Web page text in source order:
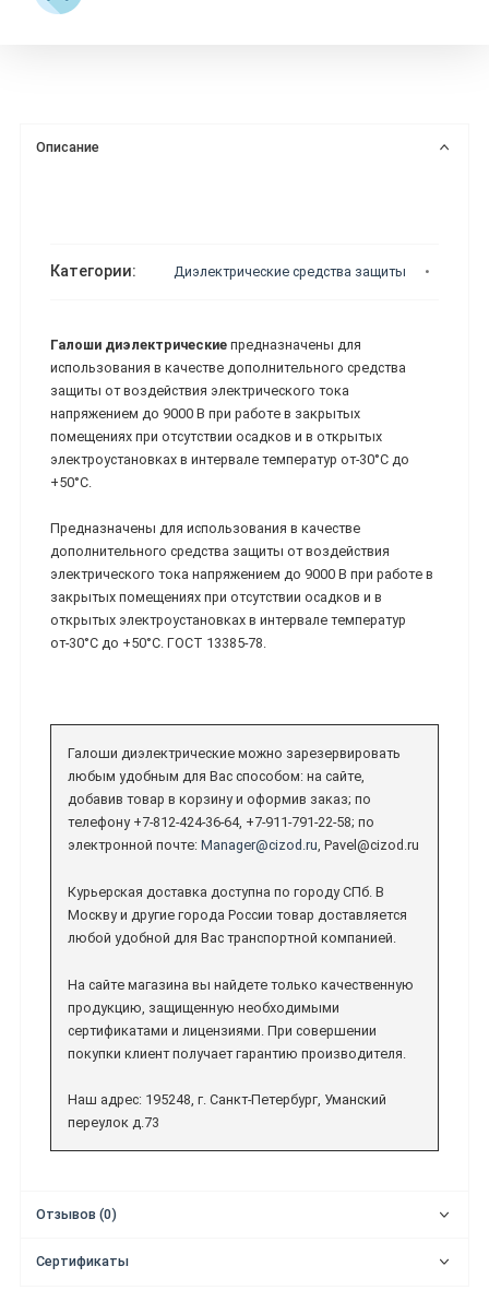
Описание
Категории: Диэлектрические средства защиты
Галоши диэлектрические предназначены для
использования в качестве дополнительного средства
защиты от воздействия электрического тока
напряжением до 9000 В при работе в закрытых
помещениях при отсутствии осадков и в открытых
электроустановках в интервале температур от-30°С до
+50°С.
Предназначены для использования в качестве
дополнительного средства защиты от воздействия
электрического тока напряжением до 9000 В при работе в
закрытых помещениях при отсутствии осадков и в
открытых электроустановках в интервале температур
от-30°С до +50°С. ГОСТ 13385-78.
Галоши диэлектрические можно зарезервировать
любым удобным для Вас способом: на сайте,
добавив товар в корзину и оформив заказ; по
телефону +7-812-424-36-64, +7-911-791-22-58; по
электронной почте: Manager@cizod.ru, Pavel@cizod.ru
Курьерская доставка доступна по городу СПб. В
Москву и другие города России товар доставляется
любой удобной для Вас транспортной компанией.
На сайте магазина вы найдете только качественную
продукцию, защищенную необходимыми
сертификатами и лицензиями. При совершении
покупки клиент получает гарантию производителя.
Наш адрес: 195248, г. Санкт-Петербург, Уманский
переулок д.73
Отзывов (0)
Сертификаты